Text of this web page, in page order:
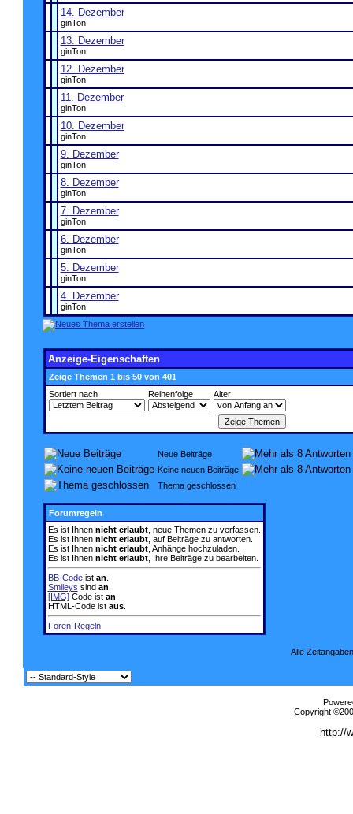
14. Dezember
ginTon
13. Dezember
ginTon
12. Dezember
ginTon
11. Dezember
ginTon
10. Dezember
ginTon
9. Dezember
ginTon
8. Dezember
ginTon
7. Dezember
ginTon
6. Dezember
ginTon
5. Dezember
ginTon
4. Dezember
ginTon
Anzeige-Eigenschaften
Zeige Themen 1 bis 50 von 401
Sortiert nach
Reihenfolge Alter
Neue Beiträge
Keine neuen Beiträge
Thema geschlossen
Forumregeln
Es ist Ihnen nicht erlaubt, neue Themen zu verfassen.
Es ist Ihnen nicht erlaubt, auf Beiträge zu antworten.
Es ist Ihnen nicht erlaubt, Anhänge hochzuladen.
Es ist Ihnen nicht erlaubt, Ihre Beiträge zu bearbeiten.
BB-Codeist an
Smileys sind an
[IMG]Code ist an
HTML-Code ist aus.
Foren-Regeln
Alle
Copyright
http://